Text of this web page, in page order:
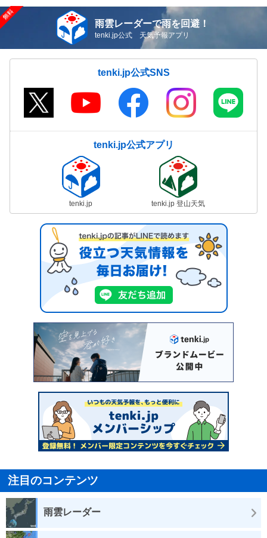
雨雲レーダーで雨を回避！
tenki.jp公式 天気予報アプリ
tenki.jp公式SNS
tenki.jp公式アプリ
tenki.jp tenki.jp 登山天気
注目のコンテンツ
雨雲レーダー